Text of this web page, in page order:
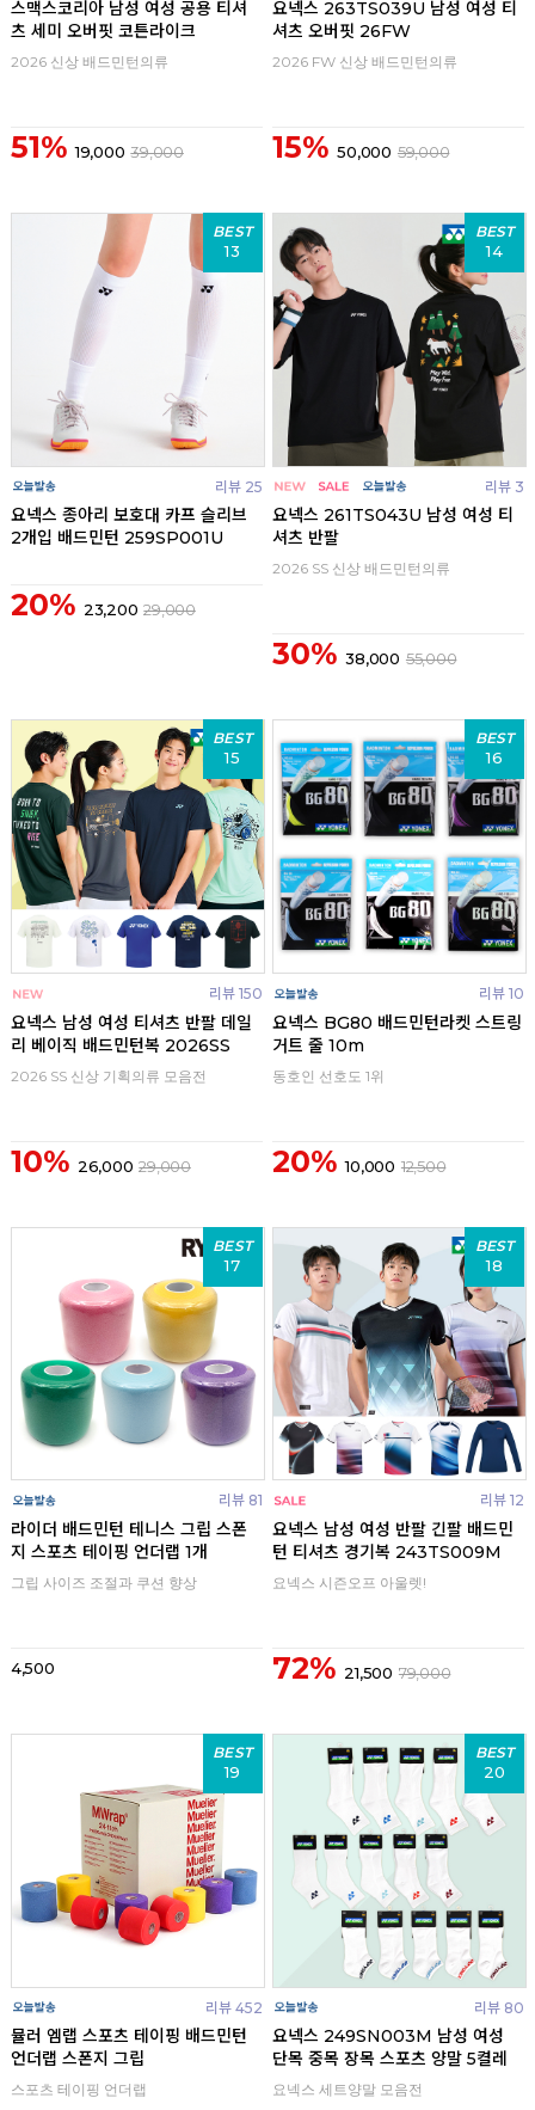
스맥스코리아 남성 여성 공용 티셔
츠 세미 오버핏 코튼라이크
2026 신상 배드민턴의류
51% 19,000 39,000
요넥스 263TS039U 남성 여성 티
셔츠 오버핏 26FW
2026 FW 신상 배드민턴의류
15% 50,000 59,000
BEST
13
리뷰 25
요넥스 종아리 보호대 카프 슬리브
2개입 배드민턴 259SP001U
20% 23,200 29,000
BEST
14
리뷰 3
요넥스 261TS043U 남성 여성 티
셔츠 반팔
2026 SS 신상 배드민턴의류
30% 38,000 55,000
BEST
15
리뷰 150
요넥스 남성 여성 티셔츠 반팔 데일
리 베이직 배드민턴복 2026SS
2026 SS 신상 기획의류 모음전
10% 26,000 29,000
BEST
16
리뷰 10
요넥스 BG80 배드민턴라켓 스트링
거트 줄 10m
동호인 선호도 1위
20% 10,000 12,500
BEST
17
리뷰 81
라이더 배드민턴 테니스 그립 스폰
지 스포츠 테이핑 언더랩 1개
그립 사이즈 조절과 쿠션 향상
4,500
BEST
18
리뷰 12
요넥스 남성 여성 반팔 긴팔 배드민
턴 티셔츠 경기복 243TS009M
요넥스 시즌오프 아울렛!
72% 21,500 79,000
BEST
19
리뷰 452
뮬러 엠랩 스포츠 테이핑 배드민턴
언더랩 스폰지 그립
스포츠 테이핑 언더랩
BEST
20
리뷰 80
요넥스 249SN003M 남성 여성
단목 중목 장목 스포츠 양말 5켤레
요넥스 세트양말 모음전